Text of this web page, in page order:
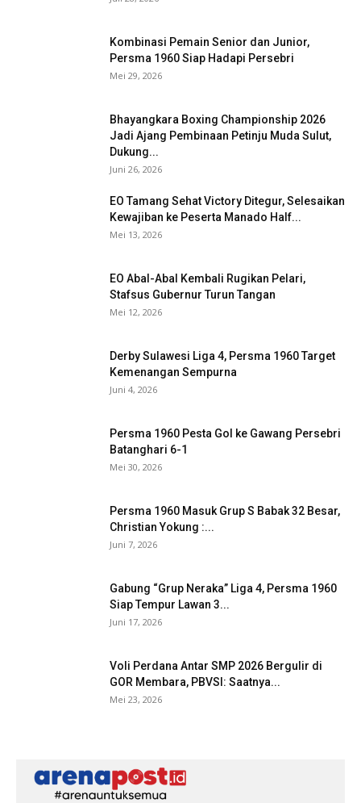
Kombinasi Pemain Senior dan Junior,
Persma 1960 Siap Hadapi Persebri
Mei 29, 2026
Bhayangkara Boxing Championship 2026
Jadi Ajang Pembinaan Petinju Muda Sulut,
Dukung...
Juni 26, 2026
EO Tamang Sehat Victory Ditegur, Selesaikan
Kewajiban ke Peserta Manado Half...
Mei 13, 2026
EO Abal-Abal Kembali Rugikan Pelari,
Stafsus Gubernur Turun Tangan
Mei 12, 2026
Derby Sulawesi Liga 4, Persma 1960 Target
Kemenangan Sempurna
Juni 4, 2026
Persma 1960 Pesta Gol ke Gawang Persebri
Batanghari 6-1
Mei 30, 2026
Persma 1960 Masuk Grup S Babak 32 Besar,
Christian Yokung :...
Juni 7, 2026
Gabung “Grup Neraka” Liga 4, Persma 1960
Siap Tempur Lawan 3...
Juni 17, 2026
Voli Perdana Antar SMP 2026 Bergulir di
GOR Membara, PBVSI: Saatnya...
Mei 23, 2026